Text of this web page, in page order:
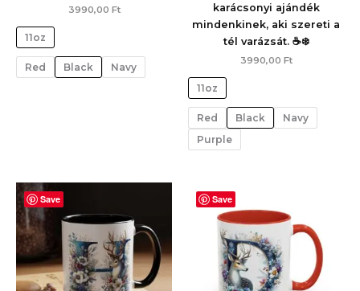
3990,00 Ft
11oz
Red Black Navy
karácsonyi ajándék
mindenkinek, aki szereti a
tél varázsát. ☕❄️
3990,00 Ft
11oz
Red Black
Navy
Purple
Save Save